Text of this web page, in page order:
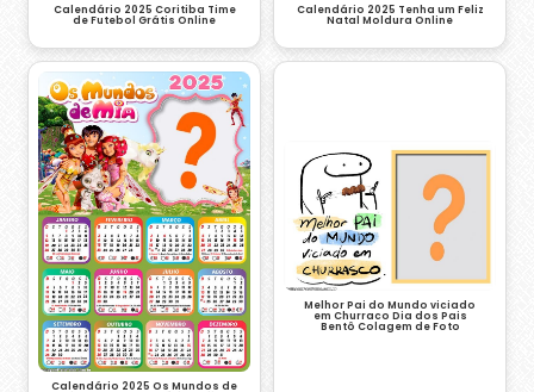
Calendário 2025 Coritiba Time
de Futebol Grátis Online
Calendário 2025 Tenha um Feliz
Natal Moldura Online
Calendário 2025 Os Mundos de
Melhor Pai do Mundo viciado
em Churraco Dia dos Pais
Bentô Colagem de Foto